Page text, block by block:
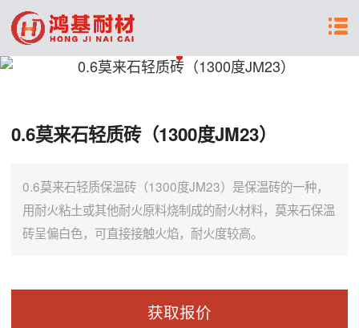
0.6莫来石轻质砖（1300度JM23）
0.6莫来石轻质保温砖（1300度JM23）是保温砖的一种，
用耐火粘土或其他耐火原料烧制成的耐火材料，莫来石保温
砖呈偏白色，可直接接触火焰，耐火度较高。
获取报价